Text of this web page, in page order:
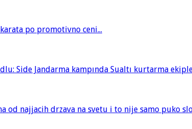
po promotivno ceni...
Side Jandarma kampında Sualtı kurtarma
od najjacih drzava na svetu i to nije samo puko